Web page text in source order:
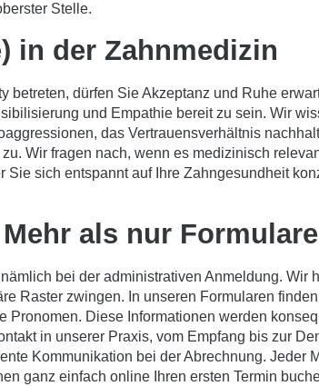
Stelle.
in der Zahnmedizin
dürfen Sie Akzeptanz und Ruhe
und Empathie bereit zu sein. Wir
das Vertrauensverhältnis
Wir fragen nach, wenn es medizinisch
sich entspannt auf Ihre Zahngesundheit
als nur Formulare
bei der administrativen Anmeldung. Wir
Raster zwingen. In unseren Formularen
Diese Informationen werden
in unserer Praxis, vom Empfang bis zur
Kommunikation bei der Abrechnung. Jeder
ganz einfach online Ihren ersten Termin